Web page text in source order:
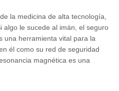
la medicina de alta tecnología,
algo le sucede al imán, el seguro
una herramienta vital para la
él como su red de seguridad
magnética es una